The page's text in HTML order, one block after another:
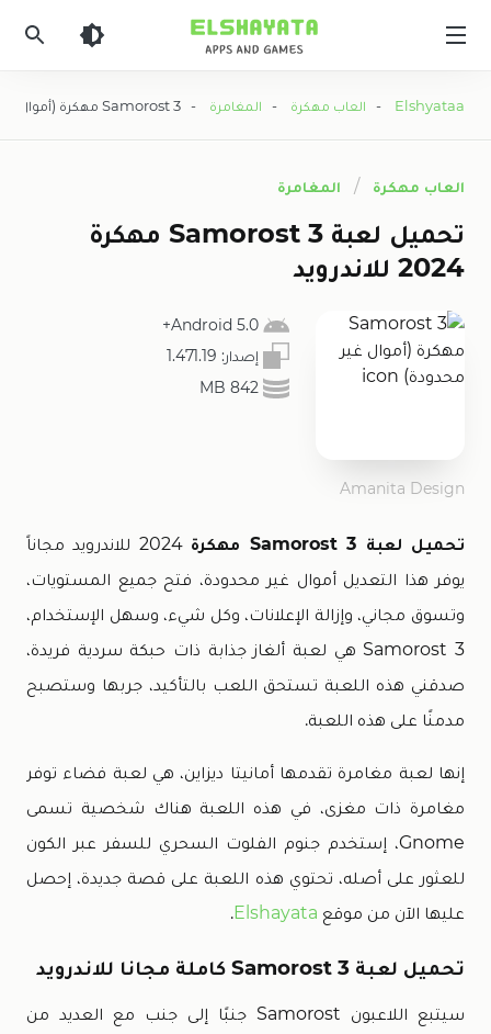
Elshyataa
- العاب مهكرة - المغامرة - Samorost 3 مهكرة (أموال غير محدودة)
العاب مهكرة المغامرة
تحميل لعبة Samorost 3 مهكرة
2024 للاندرويد
5.0 Android+
إصدار: 1.471.19
842 MB
Amanita Design
تحميل لعبة Samorost 3 مهكرة
2024 للاندرويد مجاناً
يوفر هذا التعديل أموال غير محدودة، فتح جميع المستويات،
وتسوق مجاني، وإزالة الإعلانات، وكل شيء، وسهل الإستخدام،
Samorost 3 هي لعبة ألغاز جذابة ذات حبكة سردية فريدة،
صدقني هذه اللعبة تستحق اللعب بالتأكيد، جربها وستصبح
مدمنًا على هذه اللعبة.
إنها لعبة مغامرة تقدمها أمانيتا ديزاين، هي لعبة فضاء توفر
مغامرة ذات مغزى، في هذه اللعبة هناك شخصية تسمى
Gnome، إستخدم جنوم الفلوت السحري للسفر عبر الكون
للعثور على أصله، تحتوي هذه اللعبة على قصة جديدة، إحصل
عليها الآن من موقع Elshayata
.
تحميل لعبة Samorost 3 كاملة مجانا للاندرويد
سيتبع اللاعبون Samorost جنبًا إلى جنب مع العديد من